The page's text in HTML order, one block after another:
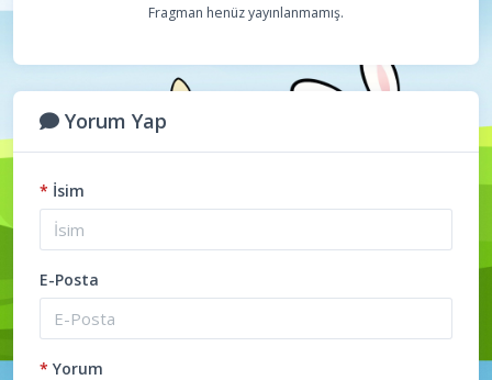
Fragman henüz yayınlanmamış.
Yorum Yap
* İsim
E-Posta
* Yorum